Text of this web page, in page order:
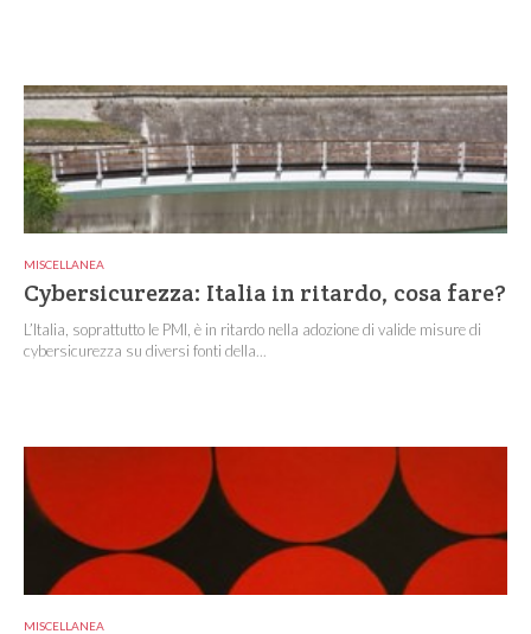
MISCELLANEA
Cybersicurezza: Italia in ritardo, cosa fare?
L’Italia, soprattutto le PMI, è in ritardo nella adozione di valide misure di
cybersicurezza su diversi fonti della...
MISCELLANEA